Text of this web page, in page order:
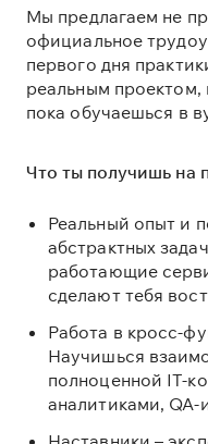
Мы предлагаем не
официальное
первого дня
реальным проектом,
пока обучаешься в
Что ты получишь на
Реальный опыт и
абстрактных
работающие
сделают тебя
Работа в кросс-
Научишься
полноценной IT-
аналитиками,